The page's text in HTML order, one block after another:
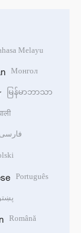
Melayu
Монгол
မြန်မာဘာသာ
فارسی
Português
Română